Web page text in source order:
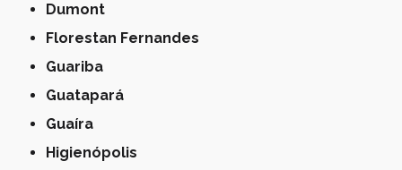
Dumont
Florestan Fernandes
Guariba
Guatapará
Guaíra
Higienópolis